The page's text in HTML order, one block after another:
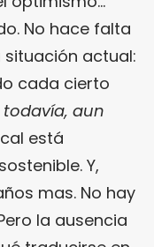
No hace falta
actual:
cada cierto
aun
está
Y,
mas. No hay
la ausencia